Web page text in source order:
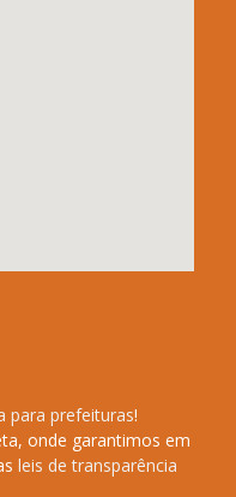
para prefeituras!
onde garantimos em
leis de transparência